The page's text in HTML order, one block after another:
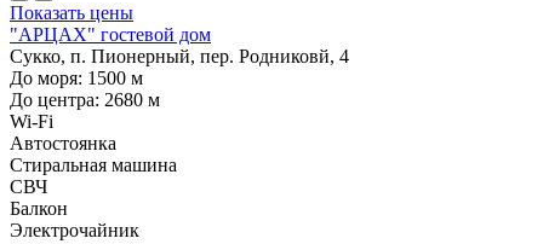
Показать цены
"АРЦАХ" гостевой дом
Сукко, п. Пионерный, пер. Родниковй, 4
До моря: 1500 м
До центра: 2680 м
Wi-Fi
Автостоянка
Стиральная машина
СВЧ
Балкон
Электрочайник